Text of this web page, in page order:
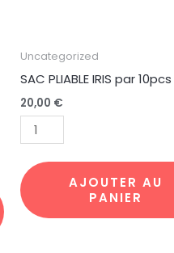
Uncategorized
SAC PLIABLE IRIS par 10pcs
20,00 €
quantité
de
SAC
PLIABLE
IRIS
par
10pcs
AJOUTER AU
PANIER